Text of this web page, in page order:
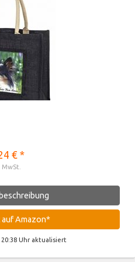
€ *
Amazon*
20:38 Uhr aktualisiert